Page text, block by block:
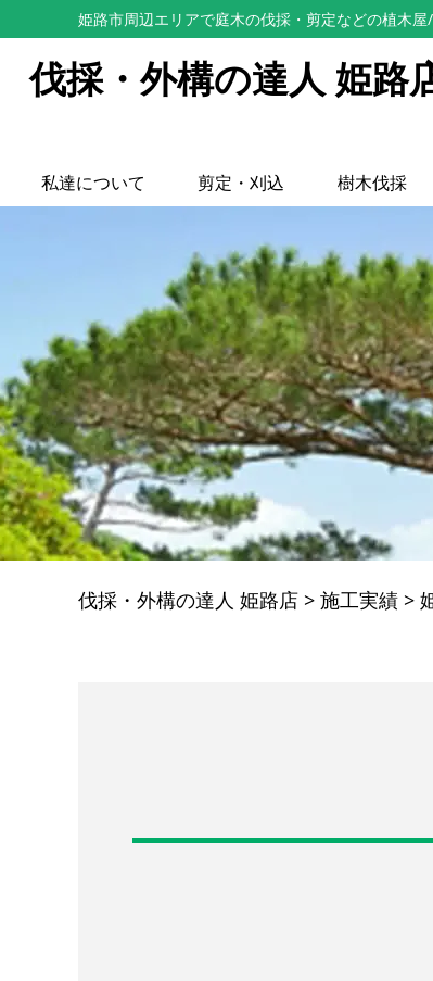
姫路市周辺エリアで庭木の伐採・剪定などの植木
伐採・外構の達人 姫路
私達について 剪定・刈込 樹木伐採
伐採・外構の達人 姫路店 > 施工実績 >